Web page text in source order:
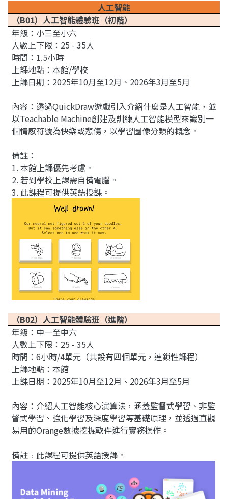
人工智能
（B01）人工智能體驗班（初階）
年級：小三至小六
人數上下限：25 - 35人
時間：1.5小時
上課地點：本館/學校
上課日期：2025年10月至12月、2026年3月至5月
內容：透過QuickDraw遊戲引入介紹什麼是人工智能 ，並
以Teachable Machine創建及訓練人工智能模型來識別一
個情感符號為快樂或悲傷，以學習圖像分類的概念。
備註：
1. 本館上課優先考慮。
2. 若到學校上課需自備電腦。
3. 此課程可提供英語授課。
（B02）人工智能體驗班（進階）
年級：中一至中六
人數上下限：25 - 35人
時間：6小時/4單元（共設有四個單元，連鎖性課程）
上課地點：本館
上課日期：2025年10月至12月、2026年3月至5月
內容：介紹人工智能核心演算法，涵蓋監督式學習、非監
督式學習、強化學習及深度學習等基礎原理，並透過直觀
易用的Orange數據挖掘軟件進行實務操作。
備註﹕此課程可提供英語授課。